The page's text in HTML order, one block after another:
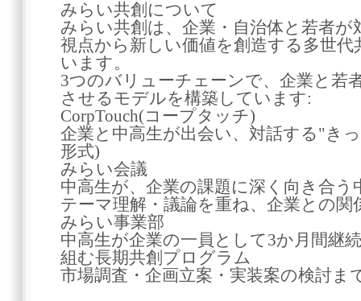
みらい共創について
みらい共創は、企業・自治体と若者
視点から新しい価値を創造する多世
います。
3つのバリューチェーンで、企業と若
させるモデルを構築しています:
CorpTouch(コープタッチ)
企業と中高生が出会い、対話する"き
形式)
みらい会議
中高生が、企業の課題に深く向き合う
テーマ理解・議論を重ね、企業との関
みらい事業部
中高生が企業の一員として3か月間継
組む長期共創プログラム
市場調査・企画立案・実装案の検討ま